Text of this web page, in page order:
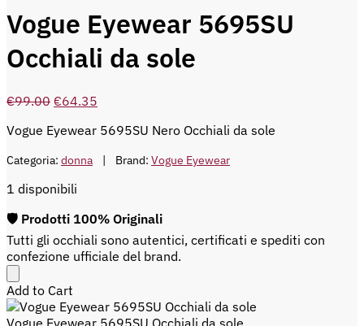
Vogue Eyewear 5695SU
Occhiali da sole
€99.00 €64.35
Vogue Eyewear 5695SU Nero Occhiali da sole
Categoria: donna Brand: Vogue Eyewear
1 disponibili
🛡️ Prodotti 100% Originali
Tutti gli occhiali sono autentici, certificati e spediti con
confezione ufficiale del brand.
Add to Cart
Vogue Eyewear 5695SU Occhiali da sole